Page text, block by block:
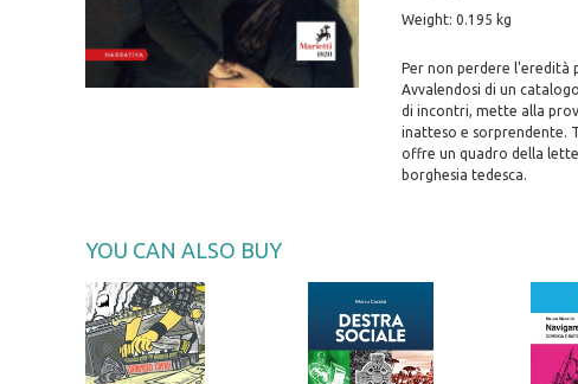
Weight: 0.195 kg
Per non perdere l'eredità
Avvalendosi di un
di incontri, mette alla
inatteso e sorprendente.
offre un quadro della
borghesia tedesca.
YOU CAN ALSO BUY